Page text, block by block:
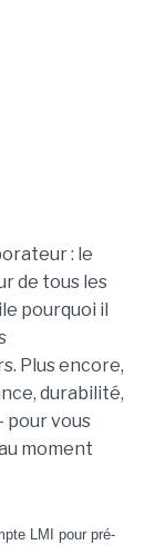
: le
de tous les
pourquoi il
Plus encore,
durabilité,
pour vous
moment
LMI pour pré-